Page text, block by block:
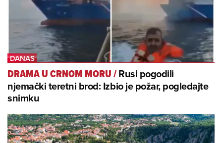
DRAMA U CRNOM MORU/Rusi pogodili
njemački teretni brod: Izbio je požar, pogledajte
snimku